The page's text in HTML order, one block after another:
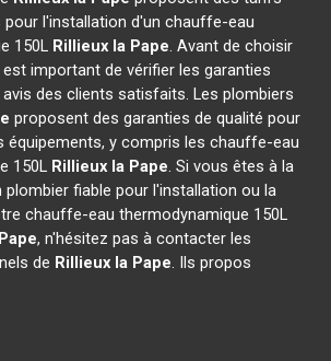
l'installation d'un chauffe-eau
150L Rillieux la Pape. Avant de choisir
est important de vérifier les garanties
des clients satisfaits. Les plombiers
proposent des garanties de qualité pour
équipements, y compris les chauffe-eau
150L Rillieux la Pape. Si vous êtes à la
plombier fiable pour l'installation ou la
chauffe-eau thermodynamique 150L
, n'hésitez pas à contacter les
de Rillieux la Pape. Ils propos